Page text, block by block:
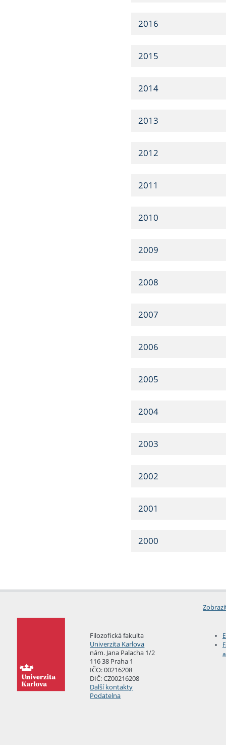
2016
2015
2014
2013
2012
2011
2010
2009
2008
2007
2006
2005
2004
2003
2002
2001
2000
Filozofická fakulta
Univerzita Karlova
nám. Jana Palacha 1/2
116 38 Praha 1
IČO: 00216208
DIČ: CZ00216208
Další kontakty
Podatelna